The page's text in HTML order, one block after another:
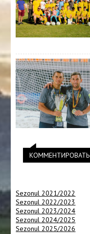
КОММЕНТИРОВАТЬ
Sezonul 2021/2022
Sezonul 2022/2023
Sezonul 2023/2024
Sezonul 2024/2025
Sezonul 2025/2026